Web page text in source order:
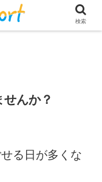
んか？
る日が多くな
検索